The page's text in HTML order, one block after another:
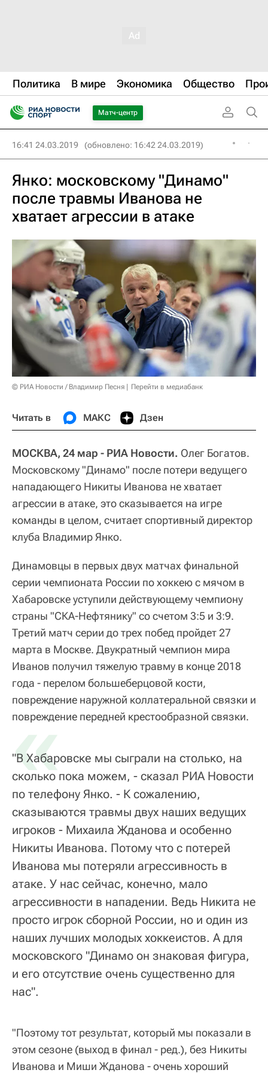
Политика В мире Экономика Общество
Матч-центр
16:41 24.03.2019 (обновлено: 16:42 24.03.2019)
Янко: московскому "Динамо"
после травмы Иванова не
хватает агрессии в атаке
© РИА Новости / Владимир Песня Перейти в медиабанк
Читать в МАКС Дзен
МОСКВА, 24 мар - РИА Новости. Олег Богатов.
Московскому "Динамо" после потери ведущего
нападающего Никиты Иванова не хватает
агрессии в атаке, это сказывается на игре
команды в целом, считает спортивный директор
клуба Владимир Янко.
Динамовцы в первых двух матчах финальной
серии чемпионата России по хоккею с мячом в
Хабаровске уступили действующему чемпиону
страны "СКА-Нефтянику" со счетом 3:5 и 3:9.
Третий матч серии до трех побед пройдет 27
марта в Москве. Двукратный чемпион мира
Иванов получил тяжелую травму в конце 2018
года - перелом большеберцовой кости,
повреждение наружной коллатеральной связки и
повреждение передней крестообразной связки.
«
"В Хабаровске мы сыграли на столько, на
сколько пока можем, - сказал РИА Новости
по телефону Янко. - К сожалению,
сказываются травмы двух наших ведущих
игроков - Михаила Жданова и особенно
Никиты Иванова. Потому что с потерей
Иванова мы потеряли агрессивность в
атаке. У нас сейчас, конечно, мало
агрессивности в нападении. Ведь Никита не
просто игрок сборной России, но и один из
наших лучших молодых хоккеистов. А для
московского "Динамо он знаковая фигура,
и его отсутствие очень существенно для
нас".
"Поэтому тот результат, который мы показали в
этом сезоне (выход в финал - ред.), без Никиты
Иванова и Миши Жданова - очень хороший